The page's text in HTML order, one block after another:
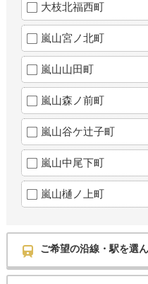
大枝北福西町
嵐山宮ノ北町
嵐山山田町
嵐山森ノ前町
嵐山谷ケ辻子町
嵐山中尾下町
嵐山樋ノ上町
ご希望の沿線・駅を選